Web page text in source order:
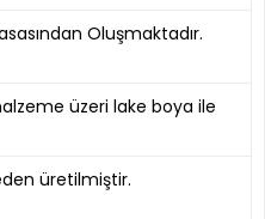
Oluşmaktadır.
üzeri lake boya ile
üretilmiştir.